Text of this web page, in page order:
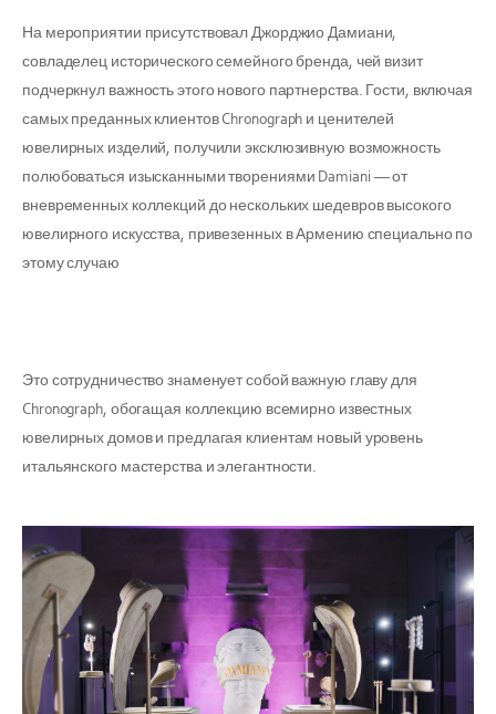
На мероприятии присутствовал Джорджио Дамиани,
совладелец исторического семейного бренда, чей визит
подчеркнул важность этого нового партнерства. Гости, включая
самых преданных клиентов Chronograph и ценителей
ювелирных изделий, получили эксклюзивную возможность
полюбоваться изысканными творениями Damiani — от
вневременных коллекций до нескольких шедевров высокого
ювелирного искусства, привезенных в Армению специально по
этому случаю
Это сотрудничество знаменует собой важную главу для
Chronograph, обогащая коллекцию всемирно известных
ювелирных домов и предлагая клиентам новый уровень
итальянского мастерства и элегантности.